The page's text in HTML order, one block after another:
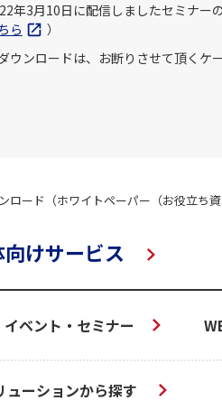
年3月10日に配信しましたセミナー
ら
）
ウンロードは、お断りさせて頂くケ
ロード（ホワイトペーパー（お役立ち資
けサービス
イベント・セミナー
ューションから探す